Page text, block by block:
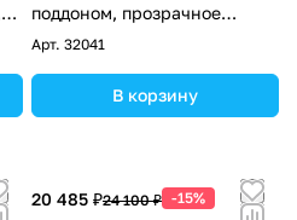
поддоном, прозрачное
стекло, матовый хром
Арт. 32041
В корзину
20 485 ₽24 100 ₽ -15%